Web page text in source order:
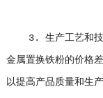
3. 生产工艺和技术
金属置换铁粉的价格
以提高产品质量和生